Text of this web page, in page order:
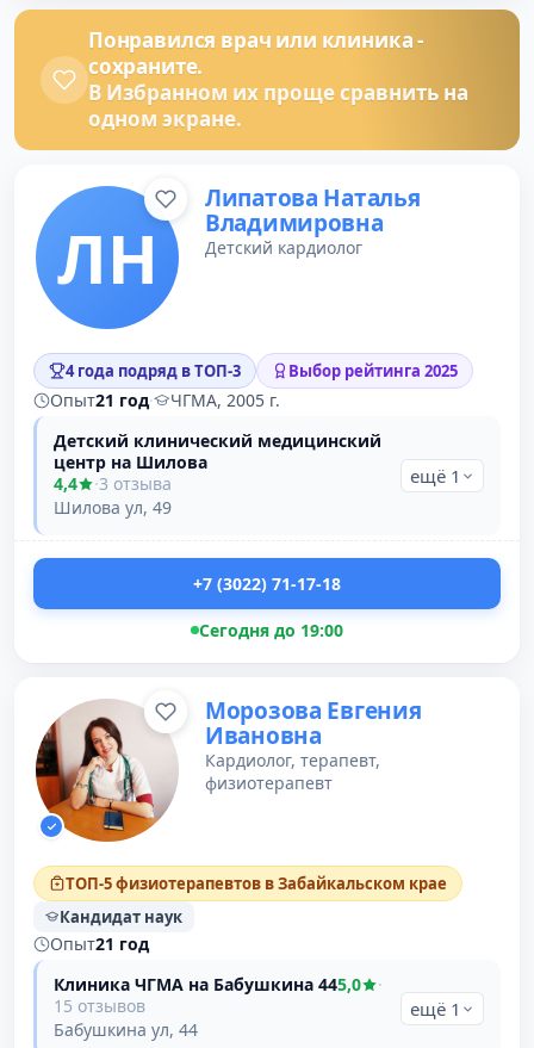
Понравился врач или клиника -
сохраните.
В Избранном их проще сравнить на
одном экране.
ЛН
Липатова Наталья
Владимировна
Детский кардиолог
4 года подряд в ТОП-3 Выбор рейтинга 2025
Опыт21 год·
ЧГМА, 2005 г.
Детский клинический медицинский
центр на Шилова
4,4
·3 отзыва
Шилова ул, 49
ещё 1
+7 (3022) 71-17-18
Сегодня до 19:00
Морозова Евгения
Ивановна
Кардиолог, терапевт,
физиотерапевт
ТОП-5 физиотерапевтов в Забайкальском крае
Кандидат наук
Опыт21 год
Клиника ЧГМА на Бабушкина 445,0
·
15 отзывов
Бабушкина ул, 44
ещё 1